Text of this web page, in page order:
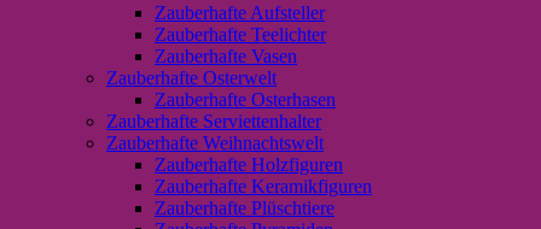
Zauberhafte Aufsteller
Zauberhafte Teelichter
Zauberhafte Vasen
Zauberhafte Osterwelt
Zauberhafte Osterhasen
Zauberhafte Serviettenhalter
Zauberhafte Weihnachtswelt
Zauberhafte Holzfiguren
Zauberhafte Keramikfiguren
Zauberhafte Plüschtiere